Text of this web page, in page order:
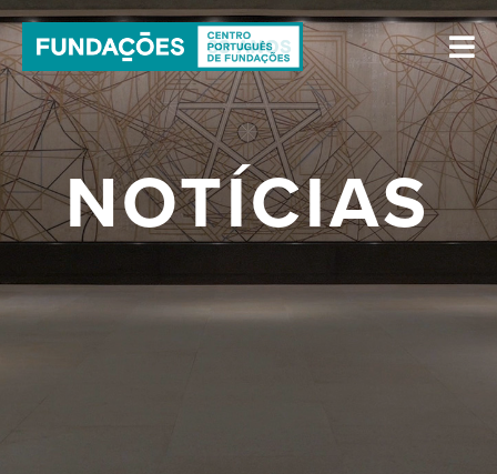
NOTÍCIAS